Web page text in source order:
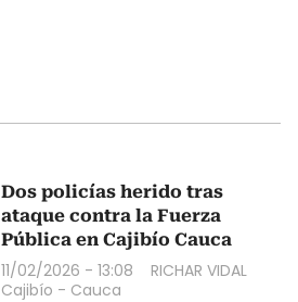
Dos policías herido tras
ataque contra la Fuerza
Pública en Cajibío Cauca
11/02/2026 - 13:08
RICHAR VIDAL
Cajibío - Cauca